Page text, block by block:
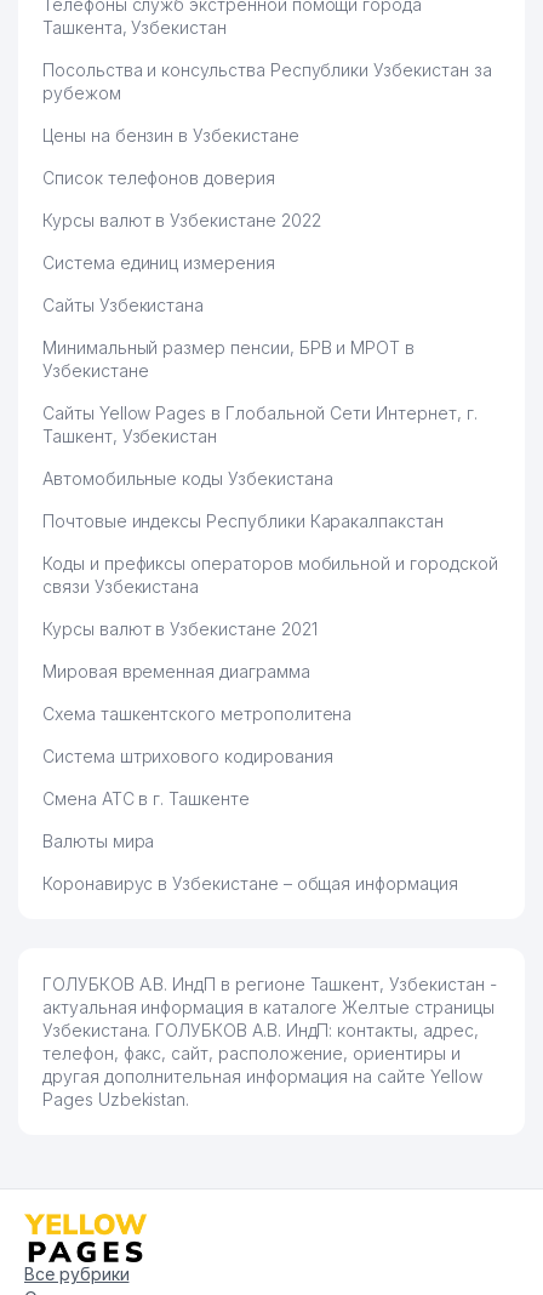
Телефоны служб экстренной помощи города
Ташкента, Узбекистан
Посольства и консульства Республики Узбекистан за
рубежом
Цены на бензин в Узбекистане
Список телефонов доверия
Курсы валют в Узбекистане 2022
Система единиц измерения
Сайты Узбекистана
Минимальный размер пенсии, БРВ и МРОТ в
Узбекистане
Сайты Yellow Pages в Глобальной Сети Интернет, г.
Ташкент, Узбекистан
Автомобильные коды Узбекистана
Почтовые индексы Республики Каракалпакстан
Коды и префиксы операторов мобильной и городской
связи Узбекистана
Курсы валют в Узбекистане 2021
Мировая временная диаграмма
Схема ташкентского метрополитена
Система штрихового кодирования
Смена АТС в г. Ташкенте
Валюты мира
Коронавирус в Узбекистане – общая информация
ГОЛУБКОВ А.В. ИндП в регионе Ташкент, Узбекистан -
актуальная информация в каталоге Желтые страницы
Узбекистана. ГОЛУБКОВ А.В. ИндП: контакты, адрес,
телефон, факс, сайт, расположение, ориентиры и
другая дополнительная информация на сайте Yellow
Pages Uzbekistan.
Все рубрики